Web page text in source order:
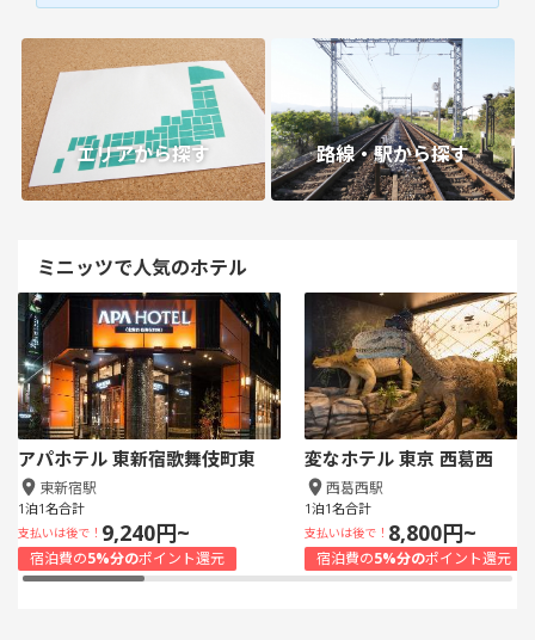
エリアから探す 路線・駅から探す
ミニッツで人気のホテル
アパホテル 東新宿歌舞伎町東
東新宿駅
1泊1名合計
支払いは後で！ 9,240円~
宿泊費の5%分のポイント還元
変なホテル 東京 西葛西
西葛西駅
1泊1名合計
支払いは後で！ 8,800円~
宿泊費の5%分のポイント還元